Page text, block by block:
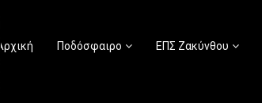
Αρχική Ποδόσφαιρο ΕΠΣ Ζακύνθου